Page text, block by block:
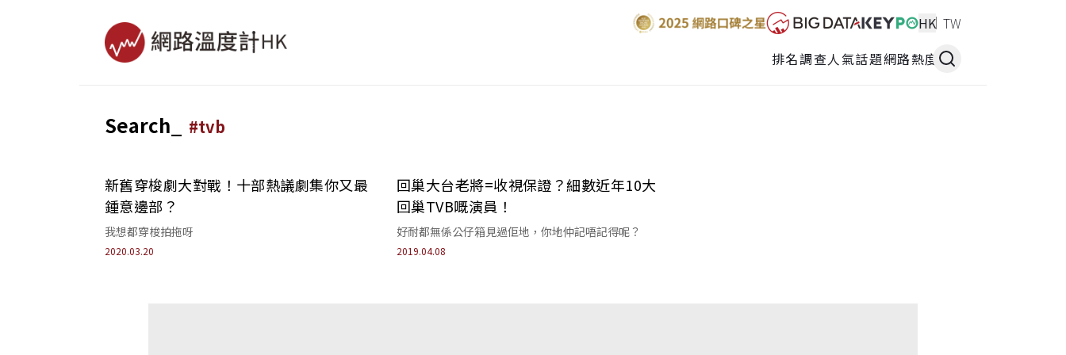
HK TW
排名調查人氣話題網路熱度
Search_ #tvb
新舊穿梭劇大對戰！十部熱議劇集你又最
鍾意邊部？
我想都穿梭拍拖呀
2020.03.20
回巢大台老將=收視保證？細數近年10大
回巢TVB嘅演員！
好耐都無係公仔箱見過佢地，你地仲記唔記得呢？
2019.04.08